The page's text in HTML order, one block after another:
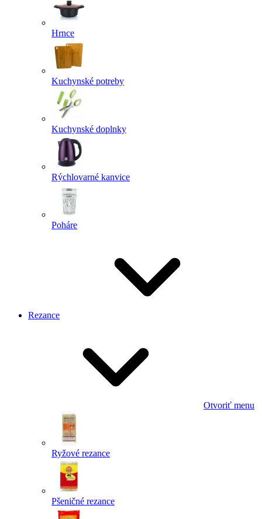
Hrnce
Kuchynské potreby
Kuchynské doplnky
Rýchlovarné kanvice
Poháre
Rezance
Otvoriť menu
Ryžové rezance
Pšeničné rezance